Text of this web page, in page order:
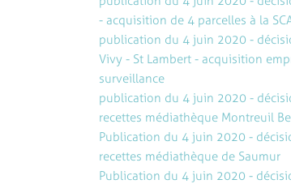
- acquisition de 4 parcelles à la
publication du 4 juin 2020 -
Vivy - St Lambert - acquisition
surveillance
publication du 4 juin 2020 -
recettes médiathèque Montreuil
Publication du 4 juin 2020 -
recettes médiathèque de Saumur
Publication du 4 juin 2020 -